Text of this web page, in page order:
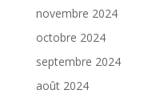
novembre 2024
octobre 2024
septembre 2024
août 2024